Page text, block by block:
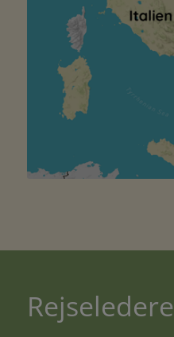
Rejseledere